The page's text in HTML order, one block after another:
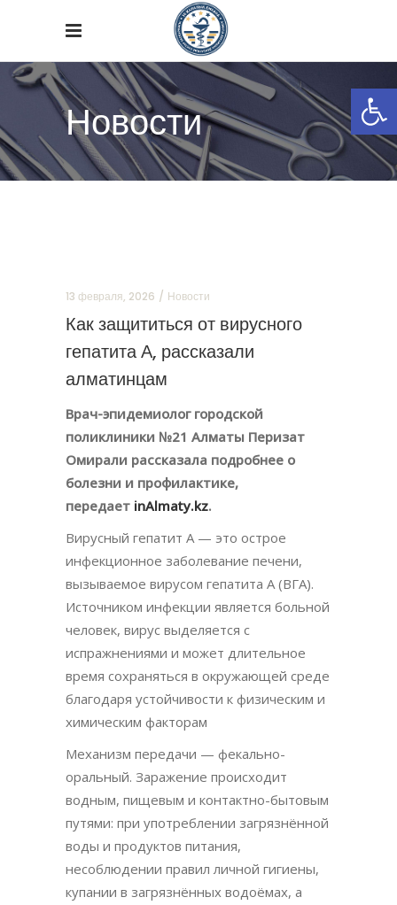
Новости
13 февраля, 2026 Новости
Как защититься от вирусного
гепатита А, рассказали
алматинцам
Врач-эпидемиолог городской
поликлиники №21 Алматы Перизат
Омирали рассказала подробнее о
болезни и профилактике,
передает inAlmaty.kz.
Вирусный гепатит А — это острое
инфекционное заболевание печени,
вызываемое вирусом гепатита А (ВГА).
Источником инфекции является больной
человек, вирус выделяется с
испражнениями и может длительное
время сохраняться в окружающей среде
благодаря устойчивости к физическим и
химическим факторам
Механизм передачи — фекально-
оральный. Заражение происходит
водным, пищевым и контактно-бытовым
путями: при употреблении загрязнённой
воды и продуктов питания,
несоблюдении правил личной гигиены,
купании в загрязнённых водоёмах, а